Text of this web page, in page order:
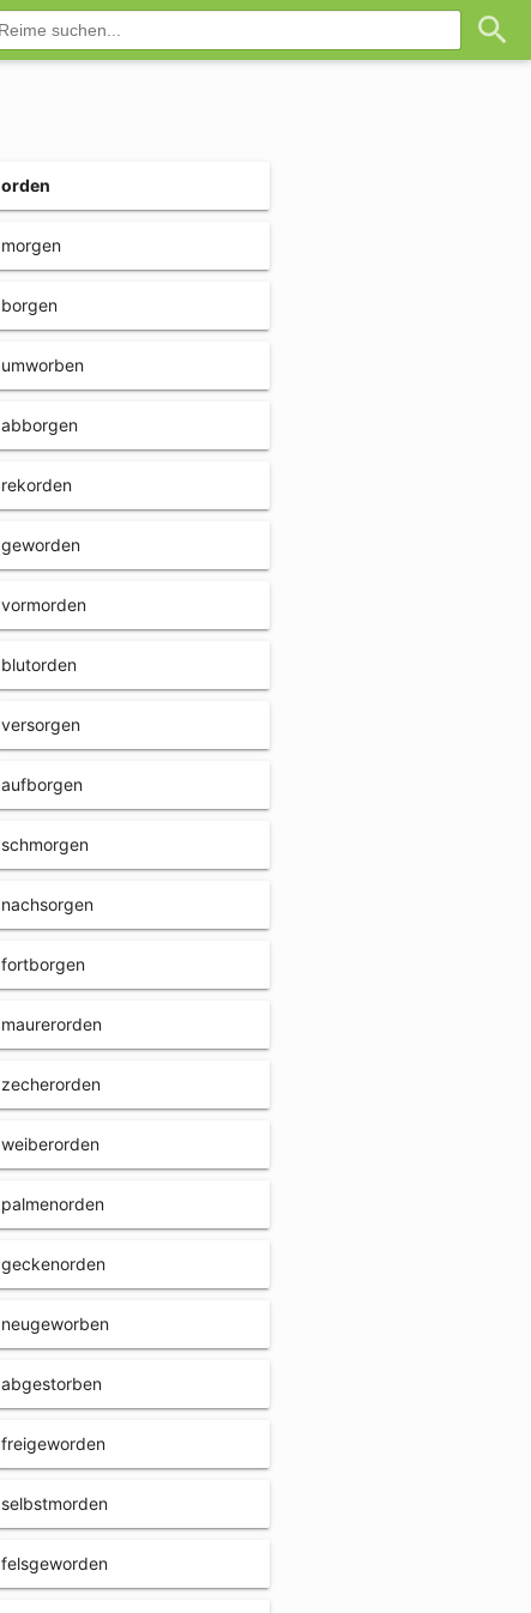
orden
morgen
borgen
umworben
abborgen
rekorden
geworden
vormorden
blutorden
versorgen
aufborgen
schmorgen
nachsorgen
fortborgen
maurerorden
zecherorden
weiberorden
palmenorden
geckenorden
neugeworben
abgestorben
freigeworden
selbstmorden
felsgeworden